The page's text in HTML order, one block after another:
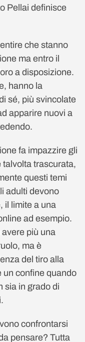
Pellai definisce
che stanno
ma entro il
a disposizione.
hanno la
sé, più svincolate
apparire nuovi a
fa impazzire gli
trascurata,
questi temi
adulti devono
il limite a una
ad esempio.
più una
ma è
del tiro alla
un confine quando
sia in grado di
confrontarsi
pensare? Tutta